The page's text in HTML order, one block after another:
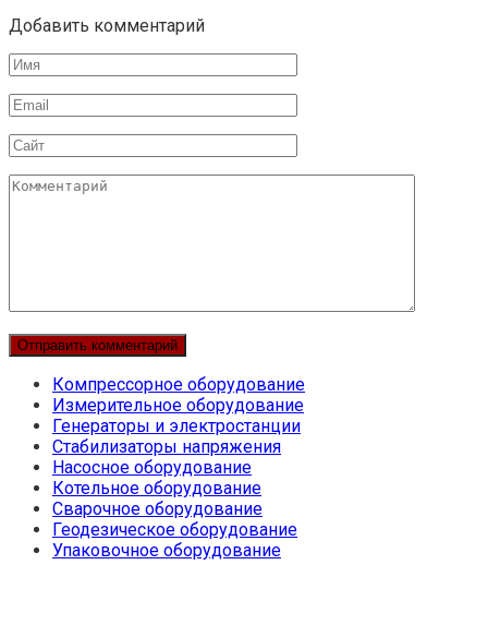
Добавить комментарий
Имя
Email
Сайт
Комментарий
Компрессорное оборудование
Измерительное оборудование
Генераторы и электростанции
Стабилизаторы напряжения
Насосное оборудование
Котельное оборудование
Сварочное оборудование
Геодезическое оборудование
Упаковочное оборудование